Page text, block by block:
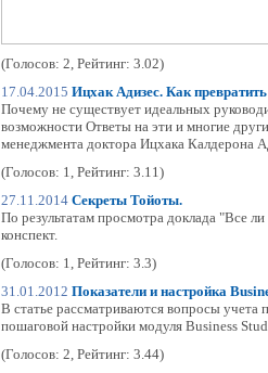
(Голосов: 2, Рейтинг: 3.02)
17.04.2015 Ицхак Адизес. Как
Почему не существует идеальных
возможности Ответы на эти и многие
менеджмента доктора Ицхака Калдерона
(Голосов: 1, Рейтинг: 3.11)
27.11.2014 Секреты Тойоты.
По результатам просмотра доклада "Все
конспект.
(Голосов: 1, Рейтинг: 3.3)
31.01.2012 Показатели и настройка
В статье рассматриваются вопросы учета
пошаговой настройки модуля Business
(Голосов: 2, Рейтинг: 3.44)